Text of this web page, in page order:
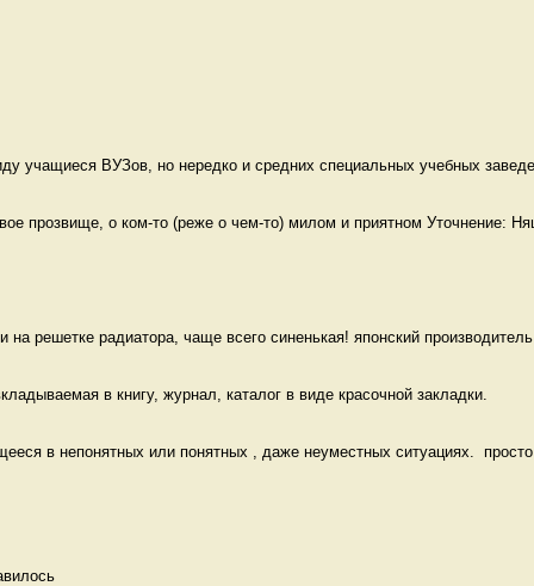
учащиеся ВУЗов, но нередко и средних специальных учебных
прозвище, о ком-то (реже о чем-то) милом и приятном Уточнение:
на решетке радиатора, чаще всего синенькая! японский производитель
в книгу, журнал, каталог в виде красочной закладки.
в непонятных или понятных , даже неуместных ситуациях.  просто